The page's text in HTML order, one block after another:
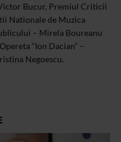
Bucur, Premiul Criticii
Nationale de Muzica
– Mirela Boureanu
“Ion Dacian” –
Negoescu.